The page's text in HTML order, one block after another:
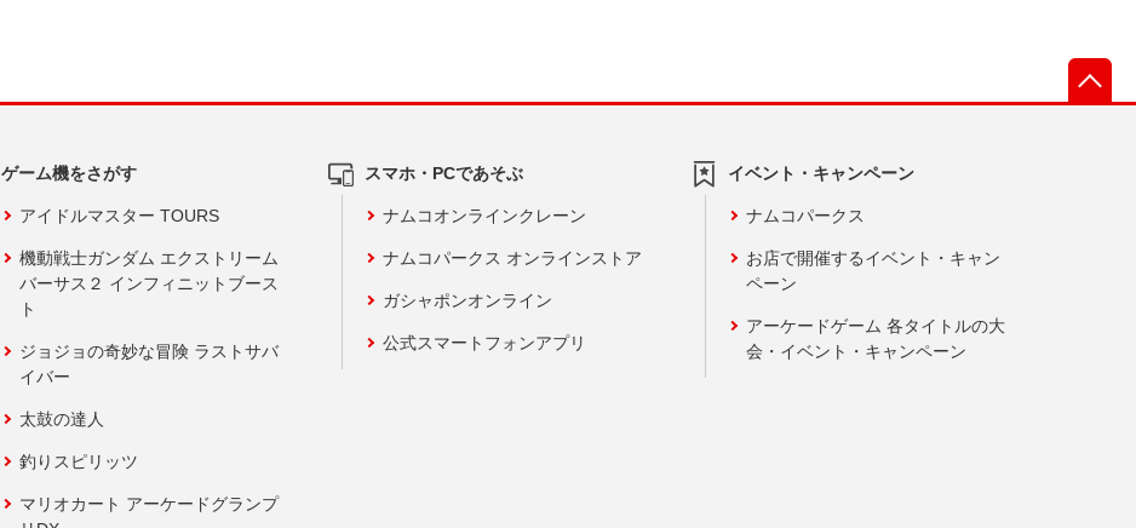
ゲーム機をさがす
アイドルマスター TOURS
機動戦士ガンダム エクストリーム
バーサス２ インフィニットブース
ト
ジョジョの奇妙な冒険 ラストサバ
イバー
太鼓の達人
釣りスピリッツ
マリオカート アーケードグランプ
スマホ・PCであそぶ
ナムコオンラインクレーン
ナムコパークス オンラインストア
ガシャポンオンライン
公式スマートフォンアプリ
イベント・キャンペーン
ナムコパークス
お店で開催するイベント・キャン
ペーン
アーケードゲーム 各タイトルの大
会・イベント・キャンペーン